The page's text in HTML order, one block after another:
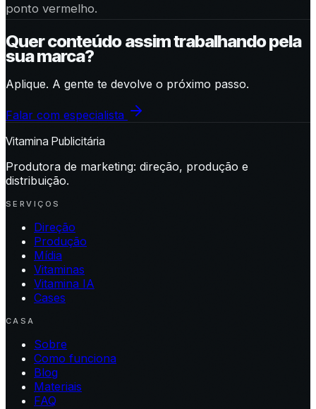
ponto vermelho.
Quer conteúdo assim trabalhando pela
sua marca?
Aplique. A gente te devolve o próximo passo.
Falar com especialista
Vitamina Publicitária
Produtora de marketing: direção, produção e
distribuição.
SERVIÇOS
Direção
Produção
Mídia
Vitaminas
Vitamina IA
Cases
CASA
Sobre
Como funciona
Blog
Materiais
FAQ